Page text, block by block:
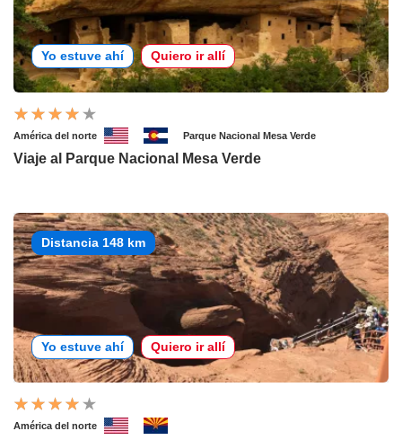
Yo estuve ahí Quiero ir allí
América del norte Parque Nacional Mesa Verde
Viaje al Parque Nacional Mesa Verde
Distancia 148 km
Yo estuve ahí Quiero ir allí
América del norte